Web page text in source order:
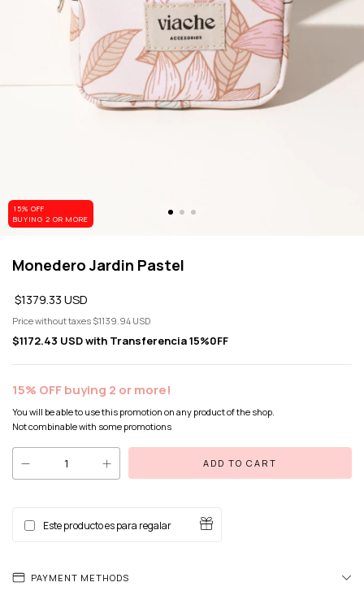
15% OFF
BUYING 2 OR MORE
Monedero Jardin Pastel
$1379.33 USD
Price without taxes $1139.94 USD
$1172.43 USDwith Transferencia 15%0FF
15% OFF buying 2 or more!
You will be able to use this promotion on any product of the shop.
Not combinable with some promotions
Este producto es para regalar
PAYMENT METHODS